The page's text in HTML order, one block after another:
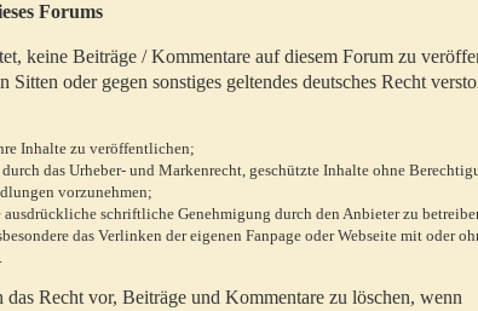
Forums
keine Beiträge / Kommentare auf diesem Forum zu
Sitten oder gegen sonstiges geltendes deutsches Recht
Inhalte zu veröffentlichen;
das Urheber- und Markenrecht, geschützte Inhalte ohne
vorzunehmen;
ausdrückliche schriftliche Genehmigung durch den Anbieter zu
das Verlinken der eigenen Fanpage oder Webseite mit oder
Recht vor, Beiträge und Kommentare zu löschen, wenn